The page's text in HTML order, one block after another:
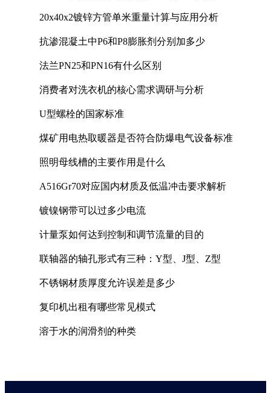
20x40x2镀锌方管单米重量计算与应用分析
抗渗混凝土中P6和P8膨胀剂分别加多少
法兰PN25和PN16有什么区别
消费者对洗衣机的核心需求调研与分析
U型螺栓的国家标准
煤矿用电热取暖器是否符合防爆电气设备标准
照明母线槽的主要作用是什么
A516Gr70对应国内材质及低温冲击要求解析
镀镍钢带可以过多少电流
计量泵如何达到控制和调节流量的目的
联轴器的轴孔形式有三种：Y型、J型、Z型
不锈钢材质厚度允许误差是多少
复印机出租有哪些常见模式
溶于水的润滑剂的种类